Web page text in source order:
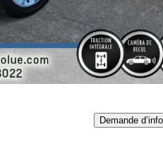
Bonne
Demande d’info